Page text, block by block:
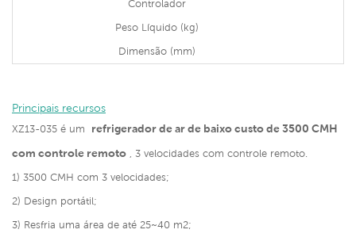
Controlador
Peso Líquido (kg)
Dimensão (mm)
Principais recursos
XZ13-035 é um refrigerador de ar de baixo custo de 3500 CMH
com controle remoto , 3 velocidades com controle remoto.
1) 3500 CMH com 3 velocidades;
2) Design portátil;
3) Resfria uma área de até 25~40 m2;